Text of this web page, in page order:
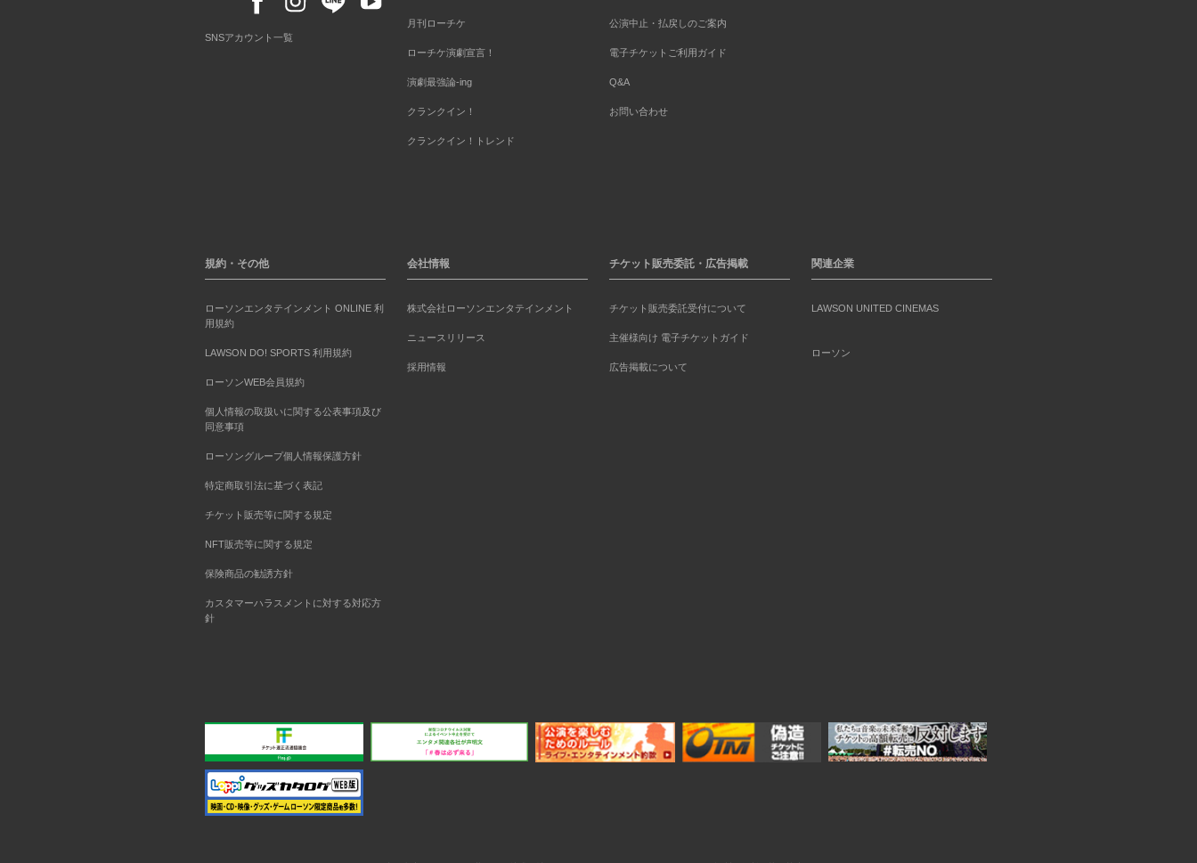
SNSアカウント一覧
月刊ローチケ
ローチケ演劇宣言！
演劇最強論-ing
クランクイン！
クランクイン！トレンド
公演中止・払戻しのご案内
電子チケットご利用ガイド
Q&A
お問い合わせ
規約・その他
ローソンエンタテインメント ONLINE 利
用規約
LAWSON DO! SPORTS 利用規約
ローソンWEB会員規約
個人情報の取扱いに関する公表事項及び
同意事項
ローソングループ個人情報保護方針
特定商取引法に基づく表記
チケット販売等に関する規定
NFT販売等に関する規定
保険商品の勧誘方針
カスタマーハラスメントに対する対応方
針
会社情報
株式会社ローソンエンタテインメント
ニュースリリース
採用情報
チケット販売委託・広告掲載
チケット販売委託受付について
主催様向け 電子チケットガイド
広告掲載について
関連企業
LAWSON UNITED CINEMAS
ローソン